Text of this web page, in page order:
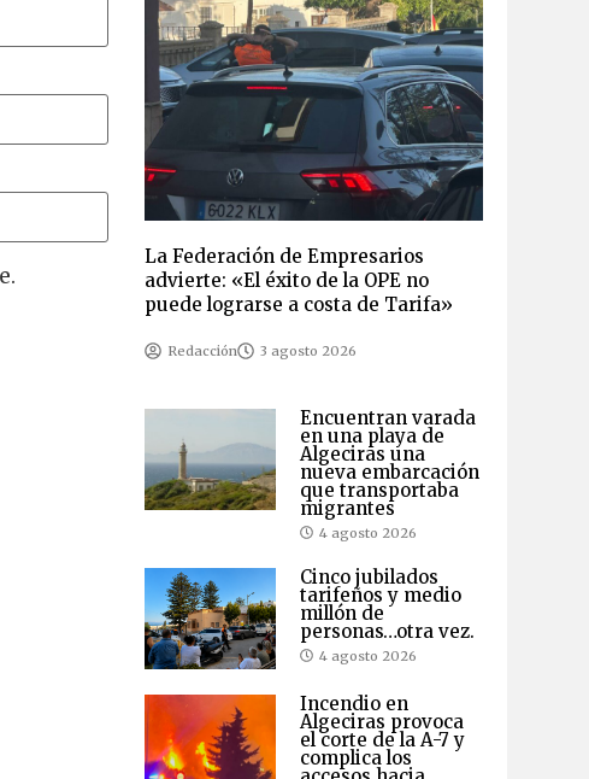
La Federación de Empresarios
advierte: «El éxito de la OPE no
puede lograrse a costa de Tarifa»
Redacción 3 agosto 2026
Encuentran varada
en una playa de
Algeciras una
nueva embarcación
que transportaba
migrantes
4 agosto 2026
Cinco jubilados
tarifeños y medio
millón de
personas…otra vez.
4 agosto 2026
Incendio en
Algeciras provoca
el corte de la A-7 y
complica los